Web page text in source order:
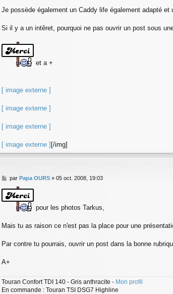
Je possède également un Caddy life également adapté et
Si il y a un intêret, pourquoi ne pas ouvrir un post sous
et a +
[ image externe ]
[ image externe ]
[ image externe ]
[ image externe ] [/img]
M
s
s
par Papa OURS» 05 oct. 2008, 19:03
pour les photos Tarkus,
Mais tu as raison ce n'est pas la place pour une
Par contre tu pourrais, ouvrir un post dans la bonne
A+
Touran Confort TDI 140 - Gris anthracite - Mon profil
En commande : Touran TSI DSG7 Highline